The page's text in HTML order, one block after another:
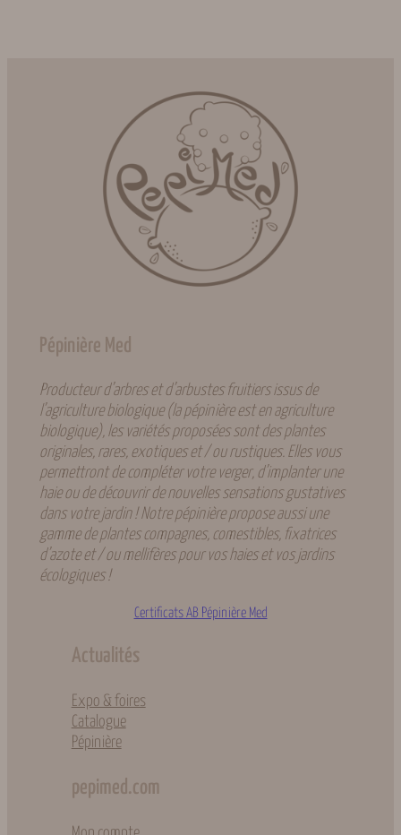
Pépinière Med
Producteur d’arbres et d’arbustes fruitiers issus de
l’agriculture biologique (la pépinière est en agriculture
biologique), les variétés proposées sont des plantes
originales, rares, exotiques et / ou rustiques. Elles vous
permettront de compléter votre verger, d’implanter une
haie ou de découvrir de nouvelles sensations gustatives
dans votre jardin ! Notre pépinière propose aussi une
gamme de plantes compagnes, comestibles, fixatrices
d’azote et / ou mellifères pour vos haies et vos jardins
écologiques !
Certificats AB Pépinière Med
Actualités
Expo & foires
Catalogue
Pépinière
pepimed.com